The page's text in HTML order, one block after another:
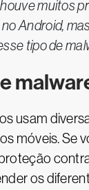
muitos
Android,
tipo de
usam
móveis. Se
os